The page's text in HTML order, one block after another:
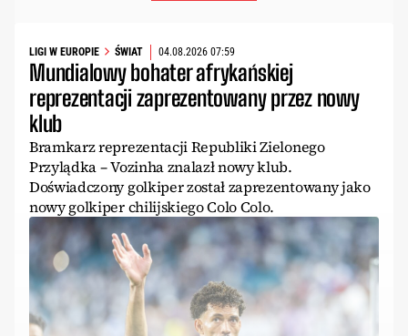
LIGI W EUROPIE ŚWIAT 04.08.2026 07:59
Mundialowy bohater afrykańskiej
reprezentacji zaprezentowany przez nowy
klub
Bramkarz reprezentacji Republiki Zielonego
Przylądka – Vozinha znalazł nowy klub.
Doświadczony golkiper został zaprezentowany jako
nowy golkiper chilijskiego Colo Colo.